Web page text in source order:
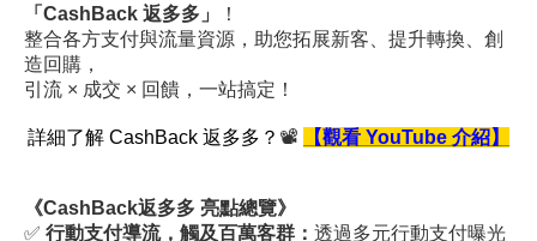
「CashBack 返多多」
！
整合各方支付與流量資源，助您拓展新客、提升轉換、創
造回購，
引流 × 成交 × 回饋，一站搞定！
詳細了解 CashBack 返多多？ 📽️ 【觀看 YouTube 介紹】
《CashBack返多多 亮點總覽》
✅ 行動支付導流，觸及百萬客群 ： 透過多元行動支付曝光